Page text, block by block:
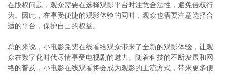
在版权问题，观众需要在选择观影平台时注意合法性，避免侵权行
为。因此，在享受便捷的观影体验的同时，观众也需要注意选择合
适的平台，保护自己的权益。
总的来说，小电影免费在线看给观众带来了全新的观影体验，让观
众在数字化时代尽情享受电视剧的魅力。随着科技的不断发展和网
络的普及，小电影在线观看将会成为观影的主流方式，带来更多便